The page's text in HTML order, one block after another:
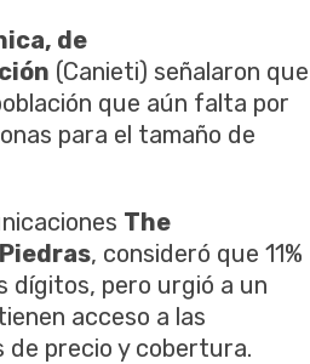
de
(Canieti) señalaron que
que aún falta por
para el tamaño de
The
, consideró que 11%
dígitos, pero urgió a un
acceso a las
de precio y cobertura.